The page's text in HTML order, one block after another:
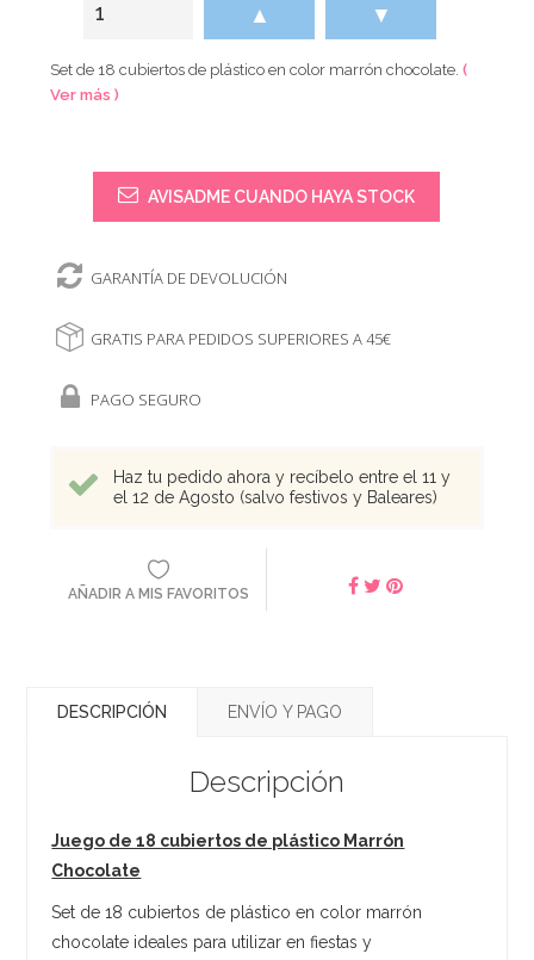
▲ ▼
Set de 18 cubiertos de plástico en color marrón chocolate.(
Ver más )
AVISADME CUANDO HAYA STOCK
GARANTÍA DE DEVOLUCIÓN
GRATIS PARA PEDIDOS SUPERIORES A 45€
PAGO SEGURO
Haz tu pedido ahora y recíbelo entre el 11 y
el 12 de Agosto (salvo festivos y Baleares)
AÑADIR A MIS FAVORITOS
DESCRIPCIÓN ENVÍO Y PAGO
Descripción
Juego de 18 cubiertos de plástico Marrón
Chocolate
Set de 18 cubiertos de plástico en color marrón
chocolate ideales para utilizar en fiestas y